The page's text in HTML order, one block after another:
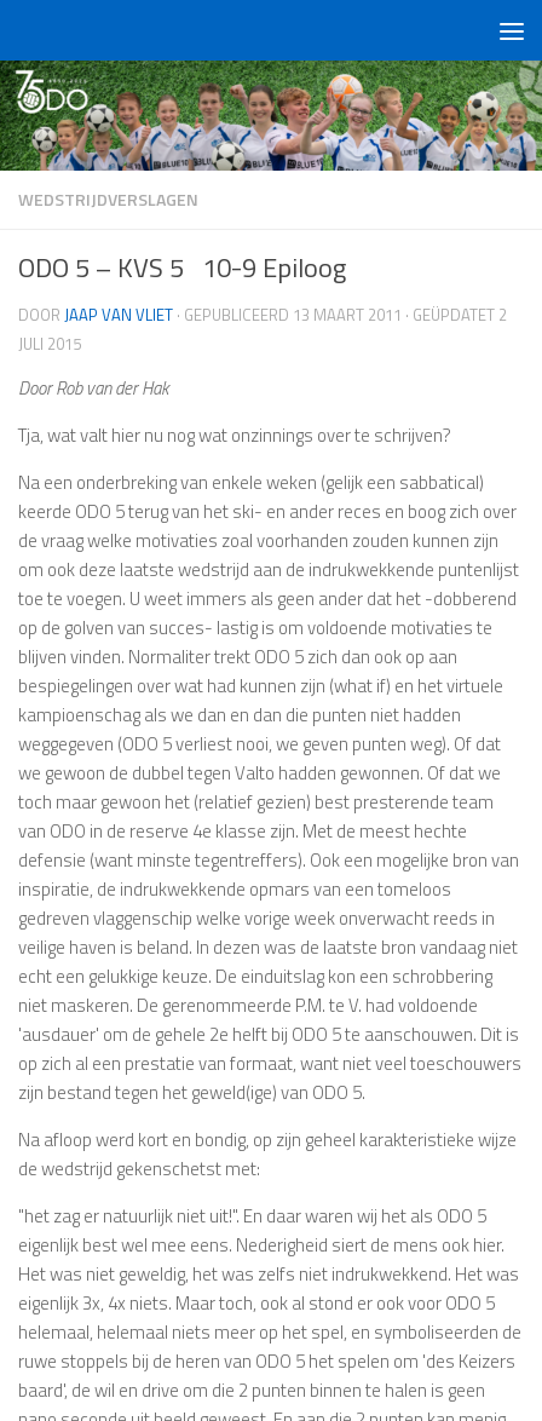
WEDSTRIJDVERSLAGEN
ODO 5 – KVS 5 10-9 Epiloog
DOOR JAAP VAN VLIET · GEPUBLICEERD 13 MAART 2011 · GEÜPDATET 2
JULI 2015
Door Rob van der Hak
Tja, wat valt hier nu nog wat onzinnings over te schrijven?
Na een onderbreking van enkele weken (gelijk een sabbatical)
keerde ODO 5 terug van het ski- en ander reces en boog zich over
de vraag welke motivaties zoal voorhanden zouden kunnen zijn
om ook deze laatste wedstrijd aan de indrukwekkende puntenlijst
toe te voegen. U weet immers als geen ander dat het -dobberend
op de golven van succes- lastig is om voldoende motivaties te
blijven vinden. Normaliter trekt ODO 5 zich dan ook op aan
bespiegelingen over wat had kunnen zijn (what if) en het virtuele
kampioenschag als we dan en dan die punten niet hadden
weggegeven (ODO 5 verliest nooi, we geven punten weg). Of dat
we gewoon de dubbel tegen Valto hadden gewonnen. Of dat we
toch maar gewoon het (relatief gezien) best presterende team
van ODO in de reserve 4e klasse zijn. Met de meest hechte
defensie (want minste tegentreffers). Ook een mogelijke bron van
inspiratie, de indrukwekkende opmars van een tomeloos
gedreven vlaggenschip welke vorige week onverwacht reeds in
veilige haven is beland. In dezen was de laatste bron vandaag niet
echt een gelukkige keuze. De einduitslag kon een schrobbering
niet maskeren. De gerenommeerde P.M. te V. had voldoende
'ausdauer' om de gehele 2e helft bij ODO 5 te aanschouwen. Dit is
op zich al een prestatie van formaat, want niet veel toeschouwers
zijn bestand tegen het geweld(ige) van ODO 5.
Na afloop werd kort en bondig, op zijn geheel karakteristieke wijze
de wedstrijd gekenschetst met:
"het zag er natuurlijk niet uit!". En daar waren wij het als ODO 5
eigenlijk best wel mee eens. Nederigheid siert de mens ook hier.
Het was niet geweldig, het was zelfs niet indrukwekkend. Het was
eigenlijk 3x, 4x niets. Maar toch, ook al stond er ook voor ODO 5
helemaal, helemaal niets meer op het spel, en symboliseerden de
ruwe stoppels bij de heren van ODO 5 het spelen om 'des Keizers
baard', de wil en drive om die 2 punten binnen te halen is geen